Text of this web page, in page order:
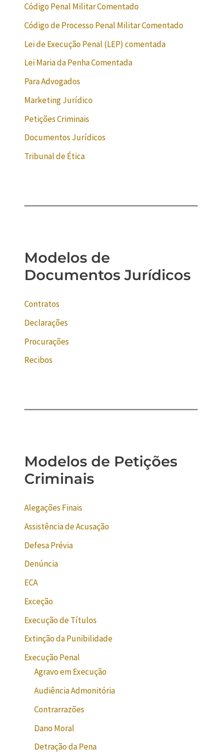
Código Penal Militar Comentado
Código de Processo Penal Militar Comentado
Lei de Execução Penal (LEP) comentada
Lei Maria da Penha Comentada
Para Advogados
Marketing Jurídico
Petições Criminais
Documentos Jurídicos
Tribunal de Ética
Modelos de
Documentos Jurídicos
Contratos
Declarações
Procurações
Recibos
Modelos de Petições
Criminais
Alegações Finais
Assistência de Acusação
Defesa Prévia
Denúncia
ECA
Exceção
Execução de Títulos
Extinção da Punibilidade
Execução Penal
Agravo em Execução
Audiência Admonitória
Contrarrazões
Dano Moral
Detração da Pena